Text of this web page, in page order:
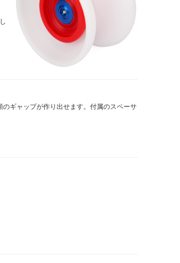
ギャップが作り出せます。付属のスペーサ